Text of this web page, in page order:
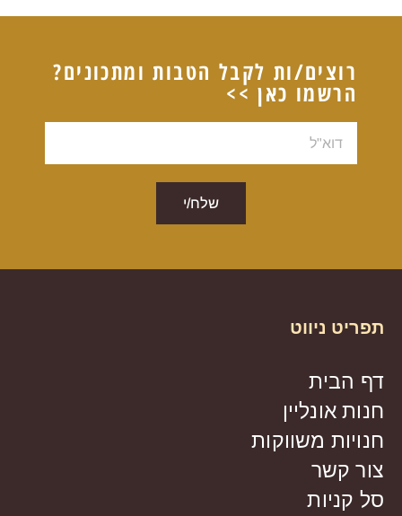
רוצים/ות לקבל הטבות ומתכונים?
הרשמו כאן >>
שלח/י
תפריט ניווט
דף הבית
חנות אונליין
חנויות משווקות
צור קשר
סל קניות